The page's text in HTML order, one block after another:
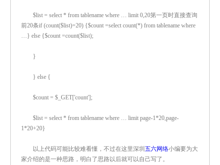
$list = select * from tablename where … limit 0,20第一页时直接查询
前20条if (count($list)=20) {$count =select count(*) from tablename where
…} else {$count =count($list);
}
} else {
$count = $_GET['count'];
$list = select * from tablename where … limit page-1*20,page-
1*20+20}
以上代码可能比较难看懂，不过在这里深圳 五六网络小编要为大
家介绍的是一种思路，明白了思路以后就可以自己写了。